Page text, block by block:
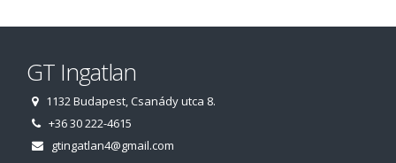
GT Ingatlan
1132 Budapest, Csanády utca 8.
+36 30 222-4615
gtingatlan4@gmail.com